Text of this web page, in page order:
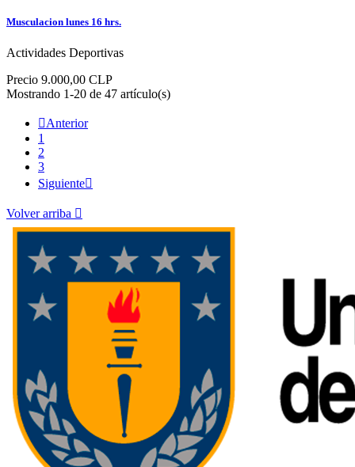
Musculacion lunes 16 hrs.
Actividades Deportivas
Precio 9.000,00 CLP
Mostrando 1-20 de 47 artículo(s)
Anterior
1
2
3
Siguiente
Volver arriba 